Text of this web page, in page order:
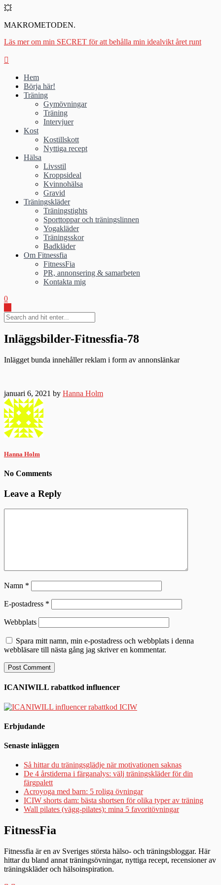
💥
MAKROMETODEN.
Läs mer om min SECRET för att behålla min idealvikt året runt
Hem
Börja här!
Träning
Gymövningar
Träning
Intervjuer
Kost
Kostillskott
Nyttiga recept
Hälsa
Livsstil
Kroppsideal
Kvinnohälsa
Gravid
Träningskläder
Träningstights
Sporttoppar och träningslinnen
Yogakläder
Träningsskor
Badkläder
Om Fitnessfia
FitnessFia
PR, annonsering & samarbeten
Kontakta mig
0
Inläggsbilder-Fitnessfia-78
Inlägget bunda innehåller reklam i form av annonslänkar
januari 6, 2021 by Hanna Holm
Hanna Holm
No Comments
Leave a Reply
Namn *
E-postadress *
Webbplats
Spara mitt namn, min e-postadress och webbplats i denna
webbläsare till nästa gång jag skriver en kommentar.
ICANIWILL rabattkod influencer
Erbjudande
Senaste inläggen
Så hittar du träningsglädje när motivationen saknas
De 4 årstiderna i färganalys: välj träningskläder för din
färgpalett
Acroyoga med barn: 5 roliga övningar
ICIW shorts dam: bästa shortsen för olika typer av träning
Wall pilates (vägg-pilates): mina 5 favoritövningar
FitnessFia
Fitnessfia är en av Sveriges största hälso- och träningsbloggar. Här
hittar du bland annat träningsövningar, nyttiga recept, recensioner av
träningskläder och hälsoinspiration.